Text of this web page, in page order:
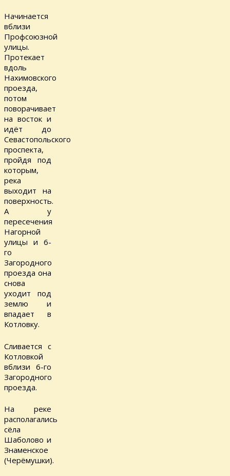
Начинается
вблизи
Профсоюзной
улицы.
Протекает
вдоль
Нахимовского
проезда,
потом
поворачивает
на восток и
идёт до
Севастопольского
проспекта,
пройдя под
которым,
река
выходит на
поверхность.
А у
пересечения
Нагорной
улицы и 6-
го
Загородного
проезда она
снова
уходит под
землю и
впадает в
Котловку.
Сливается с
Котловкой
вблизи 6-го
Загородного
проезда.
На реке
располагались
сёла
Шаболово и
Знаменское
(Черёмушки).